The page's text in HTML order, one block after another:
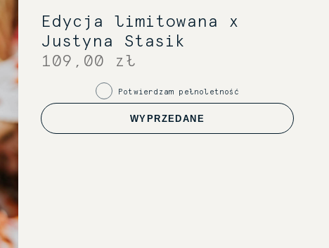
Edycja limitowana x
Justyna Stasik
109,00 zł
Potwierdzam pełnoletność
WYPRZEDANE